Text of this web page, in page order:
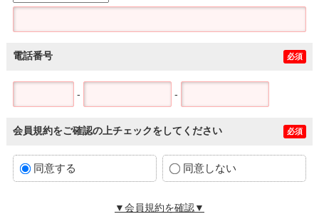
電話番号 必須
- -
会員規約をご確認の上チェックをしてください 必須
同意する 同意しない
▼会員規約を確認▼